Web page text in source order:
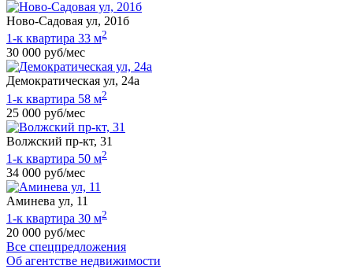
Ново-Садовая ул, 201б
1-к квартира 33 м2
30 000 руб/мес
Демократическая ул, 24а
1-к квартира 58 м2
25 000 руб/мес
Волжский пр-кт, 31
1-к квартира 50 м2
34 000 руб/мес
Аминева ул, 11
1-к квартира 30 м2
20 000 руб/мес
Все спецпредложения
Об агентстве недвижимости